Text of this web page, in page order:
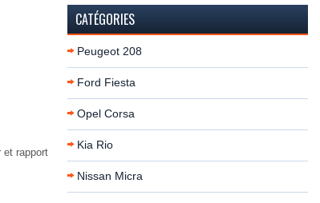
et rapport
CATÉGORIES
Peugeot 208
Ford Fiesta
Opel Corsa
Kia Rio
Nissan Micra